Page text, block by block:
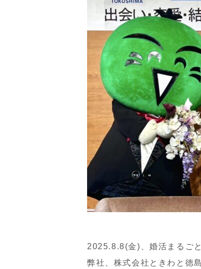
2025.8.8(金)、婚活まるご
弊社、株式会社ときわと徳